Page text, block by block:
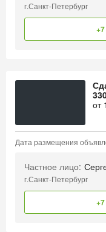
г.Санкт-Петербург
от
Дата размещения
Частное лицо:
г.Санкт-Петербург